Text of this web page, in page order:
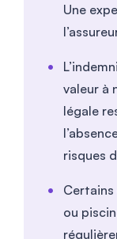
Une
valeur à
légale
risques
Certains
ou